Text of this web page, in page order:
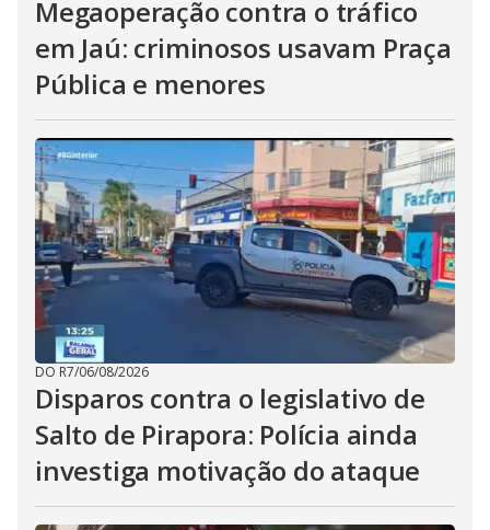
Megaoperação contra o tráfico
em Jaú: criminosos usavam Praça
Pública e menores
DO R7/06/08/2026
Disparos contra o legislativo de
Salto de Pirapora: Polícia ainda
investiga motivação do ataque